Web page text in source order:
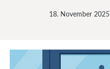
18. November 2025